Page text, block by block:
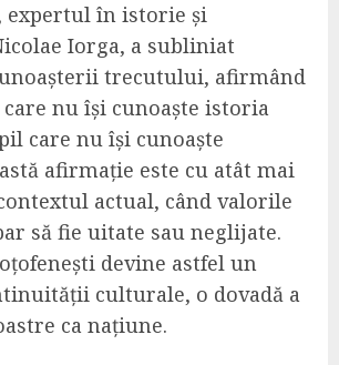
expertul în istorie și
Iorga, a subliniat
trecutului, afirmând
care nu își cunoaște istoria
care nu își cunoaște
afirmație este cu atât mai
actual, când valorile
să fie uitate sau neglijate.
devine astfel un
culturale, o dovadă a
ca națiune.